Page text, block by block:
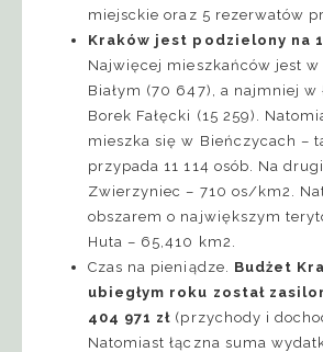
miejsckie oraz 5 rezerwatów
Kraków jest podzielony na
Najwięcej mieszkańców jest w
Białym (70 647), a najmniej
Borek Fałęcki (15 259).
mieszka się w Bieńczycach –
przypada 11 114 osób. Na
Zwierzyniec – 710 os/km2.
obszarem o największym
Huta – 65,410 km2.
Czas na pieniądze. Budżet
ubiegłym roku został
404 971 zł (przychody i
Natomiast łączna suma